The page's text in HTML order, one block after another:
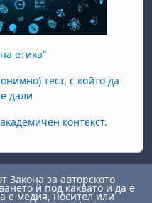
етика"
тест, с който да
дали
контекст.
за авторското
й под каквато и да е
е медия, носител или